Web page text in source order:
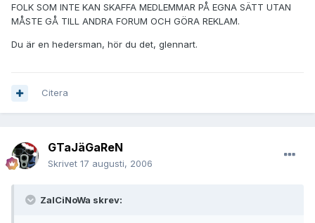
FOLK SOM INTE KAN SKAFFA MEDLEMMAR PÅ EGNA SÄTT UTAN
MÅSTE GÅ TILL ANDRA FORUM OCH GÖRA REKLAM.
Du är en hedersman, hör du det, glennart.
Citera
GTaJäGaReN
Skrivet 17 augusti, 2006
ZalCiNoWa skrev: